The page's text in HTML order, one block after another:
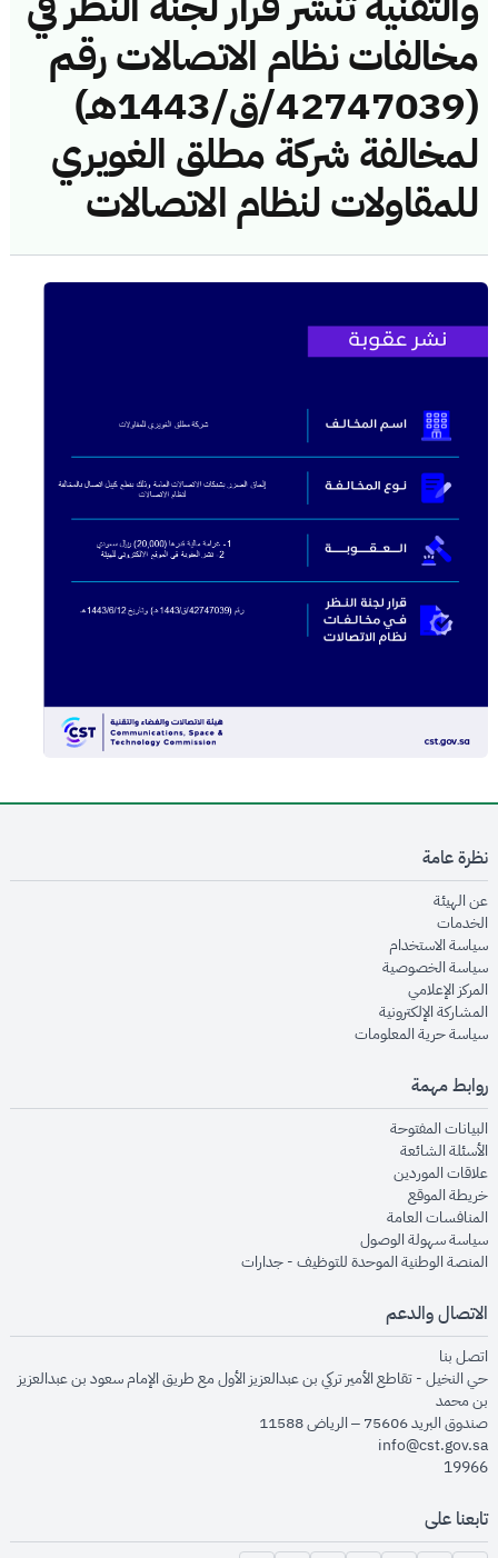
مخالفات نظام الاتصالات رقم
(42747039/ق/1443هـ)
لمخالفة شركة مطلق الغويري
للمقاولات لنظام الاتصالات
نظرة عامة
عن الهيئةopens in new window
الخدماتopens in new window
سياسة الاستخدام
سياسة الخصوصيةopens in new window
المركز الإعلاميopens in new window
المشاركة الإلكترونيةopens in new window
سياسة حرية المعلوماتopens in new window
روابط مهمة
البيانات المفتوحةopens in new window
الأسئلة الشائعةopens in new window
علاقات الموردينopens in new window
خريطة الموقعopens in new window
المنافسات العامةopens in new window
سياسة سهولة الوصولopens in new window
المنصة الوطنية الموحدة للتوظيف - جداراتopens in new window
الاتصال والدعم
اتصل بنا
حي النخيل - تقاطع الأمير تركي بن عبدالعزيز الأول مع طريق الإمام سعود بن عبدالعزيز
بن محمد
صندوق البريد 75606 – الرياض 11588
info@cst.gov.sa
19966
تابعنا على